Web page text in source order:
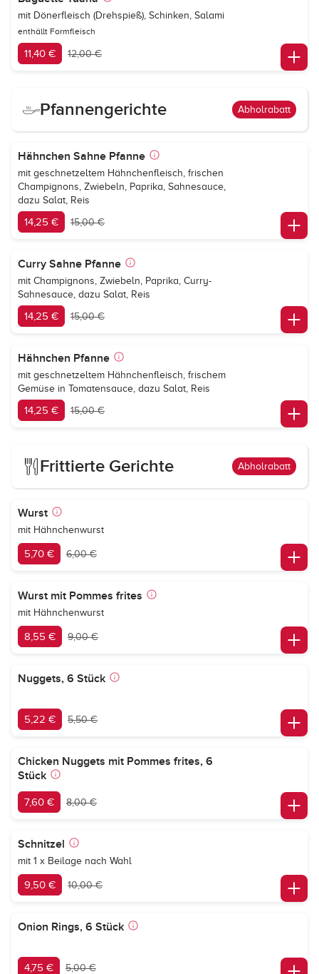
mit Dönerfleisch (Drehspieß), Schinken, Salami
enthällt Formfleisch
11,40 € 12,00 €
Pfannengerichte Abholrabatt
Hähnchen Sahne Pfanne
mit geschnetzeltem Hähnchenfleisch, frischen
Champignons, Zwiebeln, Paprika, Sahnesauce,
dazu Salat, Reis
14,25 € 15,00 €
Curry Sahne Pfanne
mit Champignons, Zwiebeln, Paprika, Curry-
Sahnesauce, dazu Salat, Reis
14,25 € 15,00 €
Hähnchen Pfanne
mit geschnetzeltem Hähnchenfleisch, frischem
Gemüse in Tomatensauce, dazu Salat, Reis
14,25 € 15,00 €
Frittierte Gerichte Abholrabatt
Wurst
mit Hähnchenwurst
5,70 € 6,00 €
Wurst mit Pommes frites
mit Hähnchenwurst
8,55 € 9,00 €
Nuggets, 6 Stück
5,22 € 5,50 €
Chicken Nuggets mit Pommes frites, 6
Stück
7,60 € 8,00 €
Schnitzel
mit 1 x Beilage nach Wahl
9,50 € 10,00 €
Onion Rings, 6 Stück
4,75 € 5,00 €